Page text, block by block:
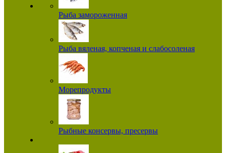
Рыба замороженная
Рыба вяленая, копченая и слабосоленая
Морепродукты
Рыбные консервы, пресервы